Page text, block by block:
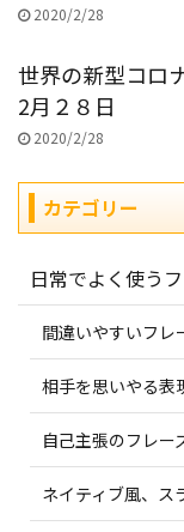
2020/2/28
世界の新型コロ
2月２８日
2020/2/28
カテゴリー
日常でよく使う
間違いやすいフレ
相手を思いやる表
自己主張のフレー
ネイティブ風、ス